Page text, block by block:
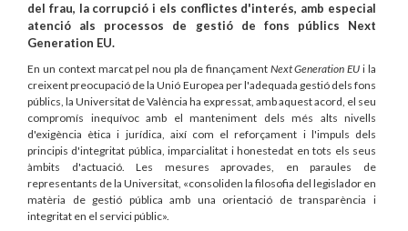
del frau, la corrupció i els conflictes d'interés, amb especial
atenció als processos de gestió de fons públics Next
Generation EU.
En un context marcat pel nou pla de finançament Next Generation EUi la
creixent preocupació de la Unió Europea per l'adequada gestió dels fons
públics, la Universitat de València ha expressat, amb aquest acord, el seu
compromís inequívoc amb el manteniment dels més alts nivells
d'exigència ètica i jurídica, així com el reforçament i l'impuls dels
principis d'integritat pública, imparcialitat i honestedat en tots els seus
àmbits d'actuació. Les mesures aprovades, en paraules de
representants de la Universitat, «consoliden la filosofia del legislador en
matèria de gestió pública amb una orientació de transparència i
integritat en el servici públic».